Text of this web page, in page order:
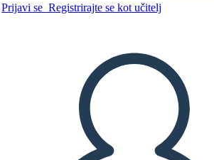
Prijavi se Registrirajte se kot učitelj
to snemalno knjigo
DIAPROJEKCIJE
PREBERI MI